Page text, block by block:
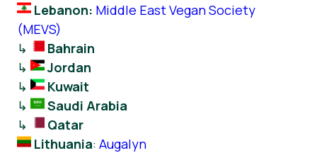
Lebanon: Middle East Vegan Society
(MEVS)
↳
Bahrain
↳
Jordan
↳
Kuwait
↳
Saudi Arabia
↳
Qatar
Lithuania: Augalyn